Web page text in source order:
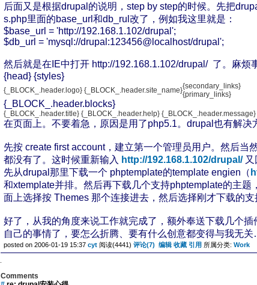
后面又是根据drupal的说明，step by step的时候。先把
s.php里面的base_url和db_rul改了，例如我这里就是：
$base_url = 'http://192.168.1.102/drupal';
$db_url = 'mysql://drupal:123456@localhost/drupal';
然后就是在IE中打开 http://192.168.1.102/drupal/ 了。麻烦
{head} {styles}
{_BLOCK_.header.logo} {_BLOCK_.header.site_name}{secondary_links}
{primary_links}
{_BLOCK_.header.blocks}
{_BLOCK_.header.title} {_BLOCK_.header.help} {_BLOCK_.header.message}
在页面上。不要着急，原因是用了php5.1。drupal也有解决
先按 create first account，建立第一个管理员用户。然后
都没有了。这时候重新输入 http://192.168.1.102/drupal/又
先从drupal那里下载一个 phptemplate的template engien（
和xtemplate并排。然后再下载几个支持phptemplate的主题
面上选择按 Themes 那个连接进去，然后选择刚才下载的支
好了，从我的角度来说工作就完成了，额外奉送下载几个
自己的事情了，要怎么折腾、要有什么创意都变得与我无
posted on 2006-01-19 15:37 cyt 阅读(4441) 评论(7) 编辑 收藏 引用 所属分类: Work
Comments